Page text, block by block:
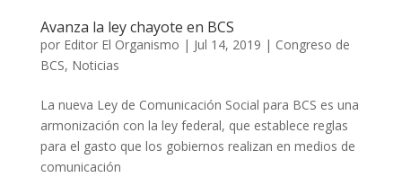
Avanza la ley chayote en BCS
por Editor El Organismo | Jul 14, 2019 | Congreso de
BCS, Noticias
La nueva Ley de Comunicación Social para BCS es una
armonización con la ley federal, que establece reglas
para el gasto que los gobiernos realizan en medios de
comunicación